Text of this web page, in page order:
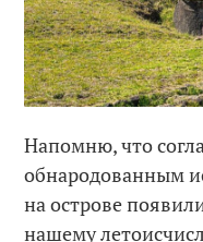
Напомню, что
обнародованным
на острове
нашему